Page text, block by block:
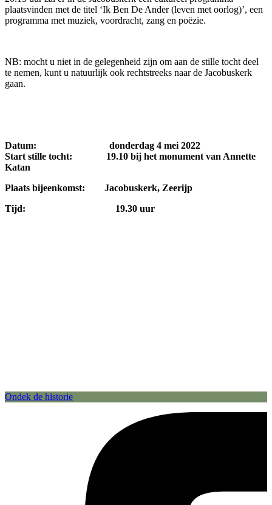
plaatsvinden met de titel ‘Ik Ben De Ander (leven met oorlog)’, een
programma met muziek, voordracht, zang en poëzie.
NB: mocht u niet in de gelegenheid zijn om aan de stille tocht deel
te nemen, kunt u natuurlijk ook rechtstreeks naar de Jacobuskerk
gaan.
Datum: donderdag 4 mei 2022
Start stille tocht: 19.10 bij het monument van Annette
Katan
Plaats bijeenkomst: Jacobuskerk, Zeerijp
Tijd: 19.30 uur
Ondek de historie